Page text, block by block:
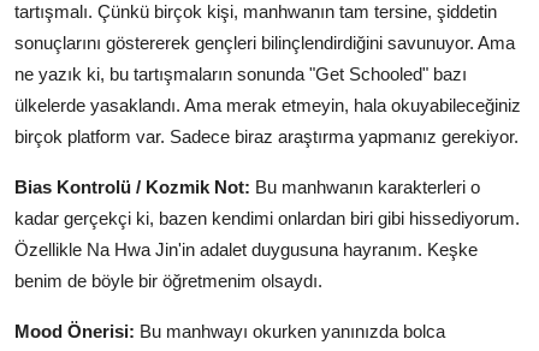
tartışmalı. Çünkü birçok kişi, manhwanın tam tersine, şiddetin
sonuçlarını göstererek gençleri bilinçlendirdiğini savunuyor. Ama
ne yazık ki, bu tartışmaların sonunda "Get Schooled" bazı
ülkelerde yasaklandı. Ama merak etmeyin, hala okuyabileceğiniz
birçok platform var. Sadece biraz araştırma yapmanız gerekiyor.
Bias Kontrolü / Kozmik Not: Bu manhwanın karakterleri o
kadar gerçekçi ki, bazen kendimi onlardan biri gibi hissediyorum.
Özellikle Na Hwa Jin'in adalet duygusuna hayranım. Keşke
benim de böyle bir öğretmenim olsaydı.
Mood Önerisi: Bu manhwayı okurken yanınızda bolca